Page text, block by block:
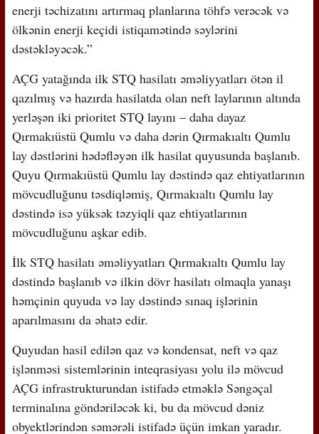
enerji təchizatını artırmaq planlarına töhfə verəcək və
ölkənin enerji keçidi istiqamətində səylərini
dəstəkləyəcək.”
AÇG yatağında ilk STQ hasilatı əməliyyatları ötən il
qazılmış və hazırda hasilatda olan neft laylarının altında
yerləşən iki prioritet STQ layını – daha dayaz
Qırmakıüstü Qumlu və daha dərin Qırmakıaltı Qumlu
lay dəstlərini hədəfləyən ilk hasilat quyusunda başlanıb.
Quyu Qırmakıüstü Qumlu lay dəstində qaz ehtiyatlarının
mövcudluğunu təsdiqləmiş, Qırmakıaltı Qumlu lay
dəstində isə yüksək təzyiqli qaz ehtiyatlarının
mövcudluğunu aşkar edib.
İlk STQ hasilatı əməliyyatları Qırmakıaltı Qumlu lay
dəstində başlanıb və ilkin dövr hasilatı olmaqla yanaşı
həmçinin quyuda və lay dəstində sınaq işlərinin
aparılmasını da əhatə edir.
Quyudan hasil edilən qaz və kondensat, neft və qaz
işlənməsi sistemlərinin inteqrasiyası yolu ilə mövcud
AÇG infrastrukturundan istifadə etməklə Səngəçal
terminalına göndəriləcək ki, bu da mövcud dəniz
obyektlərindən səmərəli istifadə üçün imkan yaradır.